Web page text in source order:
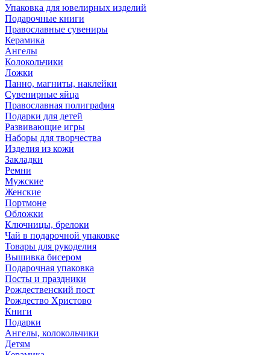
Упаковка для ювелирных изделий
Подарочные книги
Православные сувениры
Керамика
Ангелы
Колокольчики
Ложки
Панно, магниты, наклейки
Сувенирные яйца
Православная полиграфия
Подарки для детей
Развивающие игры
Наборы для творчества
Изделия из кожи
Закладки
Ремни
Мужские
Женские
Портмоне
Обложки
Ключницы, брелоки
Чай в подарочной упаковке
Товары для рукоделия
Вышивка бисером
Подарочная упаковка
Посты и праздники
Рождественский пост
Рождество Христово
Книги
Подарки
Ангелы, колокольчики
Детям